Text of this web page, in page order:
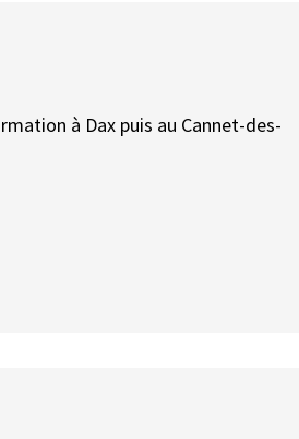
à Dax puis au Cannet-des-